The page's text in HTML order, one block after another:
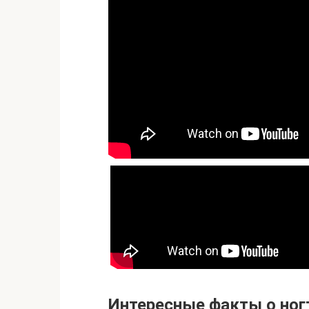
Интересные факты о